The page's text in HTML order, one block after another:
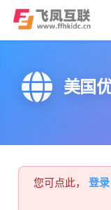
美国
您可点此， 登录